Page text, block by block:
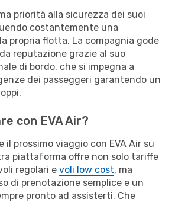
priorità alla sicurezza dei suoi
costantemente una
propria flotta. La compagnia gode
reputazione grazie al suo
di bordo, che si impegna a
dei passeggeri garantendo un
con EVA Air?
il prossimo viaggio con EVA Air su
piattaforma offre non solo tariffe
regolari e voli low cost, ma
di prenotazione semplice e un
pronto ad assisterti. Che